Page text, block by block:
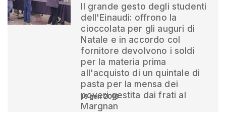
Il grande gesto degli studenti
dell'Einaudi: offrono la
cioccolata per gli auguri di
Natale e in accordo col
fornitore devolvono i soldi
per la materia prima
all'acquisto di un quintale di
pasta per la mensa dei
poveri gestita dai frati al
Margnan
16 gen 2016